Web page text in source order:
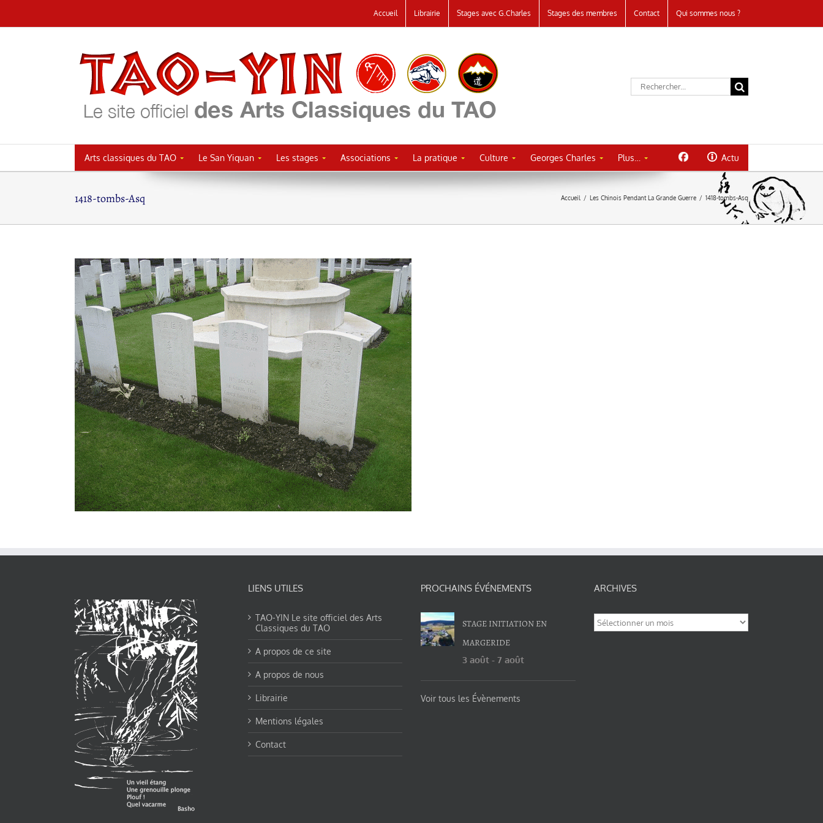
au
Accueil Librairie Stages avec G.Charles Stages des membres Contact Qui sommes nous ?
Rechercher:
Arts classiques du TAO Le San Yiquan Les stages Associations La pratique Culture Georges Charles Plus… Actu
1418-tombs-Asq Accueil / Les Chinois Pendant La Grande Guerre / 1418-tombs-Asq
LIENS UTILES
TAO-YIN Le site officiel des Arts
Classiques du TAO
A propos de ce site
A propos de nous
Librairie
Mentions légales
Contact
PROCHAINS ÉVÉNEMENTS
STAGE INITIATION EN
MARGERIDE
3 août -7 août
Voir tous les Évènements
ARCHIVES
Archives